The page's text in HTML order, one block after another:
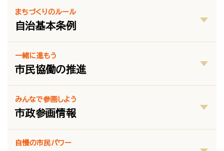
まちづくりのルール
自治基本条例
一緒に進もう
市民協働の推進
みんなで参画しよう
市政参画情報
自慢の市民パワー